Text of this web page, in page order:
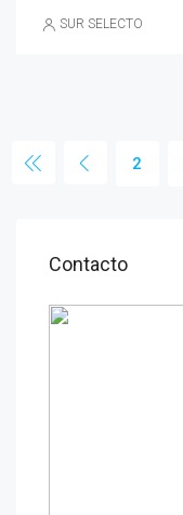
SUR SELECTO
2
Contacto